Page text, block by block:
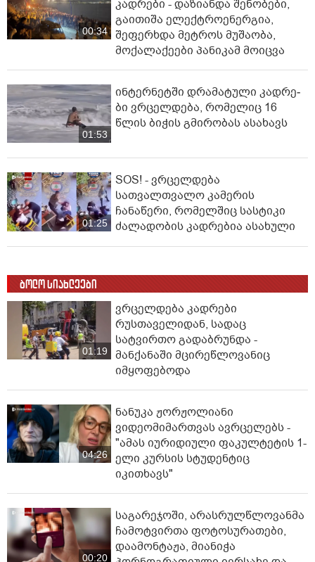
00:34
კადრები - დაზიანდა შენობები,
გაითიშა ელექტროენერგია,
შეფერხდა მეტროს მუშაობა,
მოქალაქეები პანიკამ მოიცვა
01:53
ინ­ტერ­ნეტ­ში დრა­მა­ტუ­ლი კად­რე­
ბი ვრცელდება, რომელიც 16
წლის ბიჭის გმირობას ასახავს
01:25
SOS! - ვრცელდება
სათვალთვალო კამერის
ჩანაწერი, რომელშიც სასტიკი
ძალადობის კადრებია ასახული
ბოლო სიახლეები
01:19
ვრცელდება კადრები
რუსთაველიდან, სადაც
სატვირთო გადაბრუნდა -
მანქანაში მცირეწლოვანიც
იმყოფებოდა
04:26
ნანუკა ჟორჟოლიანი
ვიდეომიმართვას ავრცელებს -
"ამას იურიდიული ფაკულტეტის 1-
ელი კურსის სტუდენტიც
იკითხავს"
00:20
საგარეჯოში, არასრულწლოვანმა
ჩამოტვირთა ფოტოსურათები,
დაამონტაჟა, მიანიჭა